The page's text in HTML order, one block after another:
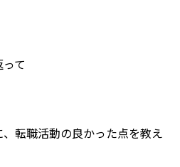
て
転職活動の良かった点を教え